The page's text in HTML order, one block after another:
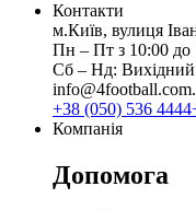
Контакти
м.Київ, вулиця
Пн ‒ Пт з 10:00 до
Сб ‒ Нд: Вихідний
+38 (050) 536 4444
Компанія
Допомога